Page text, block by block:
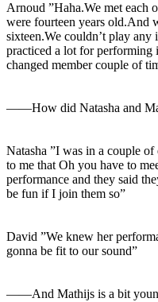
Arnoud ”Haha.We met each
were fourteen years old.And
sixteen.We couldn’t play any
practiced a lot for performing
changed member couple of
――How did Natasha and
Natasha ”I was in a couple
to me that Oh you have to
performance and they said
be fun if I join them so”
David ”We knew her
gonna be fit to our sound”
――And Mathijs is a bit